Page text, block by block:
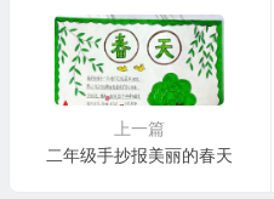
上一篇
二年级手抄报美丽的春天